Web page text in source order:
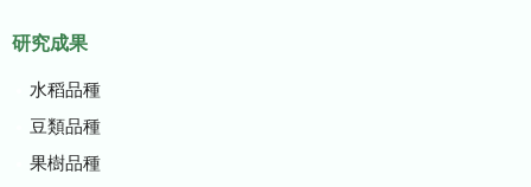
研究成果
水稻品種
豆類品種
果樹品種